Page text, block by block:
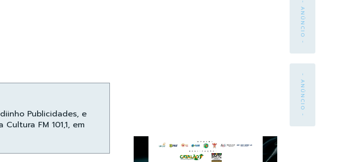
Publicidades, e
FM 101,1, em
- ANÚNCIO -
- ANÚNCIO -